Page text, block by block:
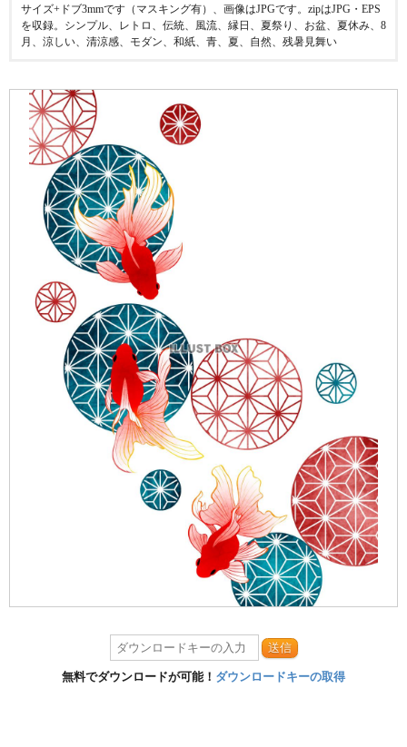
サイズ+ドブ3mmです（マスキング有）、画像はJPGです。zipはJPG・EPS
を収録。シンプル、レトロ、伝統、風流、縁日、夏祭り、お盆、夏休み、8
月、涼しい、清涼感、モダン、和紙、青、夏、自然、残暑見舞い
送信
無料でダウンロードが可能！ ダウンロードキーの取得